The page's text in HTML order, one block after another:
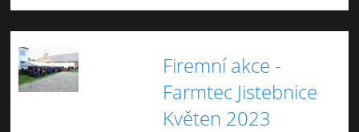
Firemní akce -
Farmtec Jistebnice
Květen 2023